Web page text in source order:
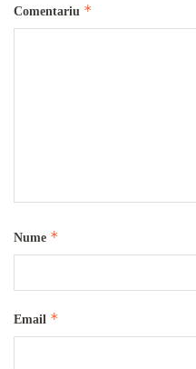
Comentariu *
Nume *
Email *